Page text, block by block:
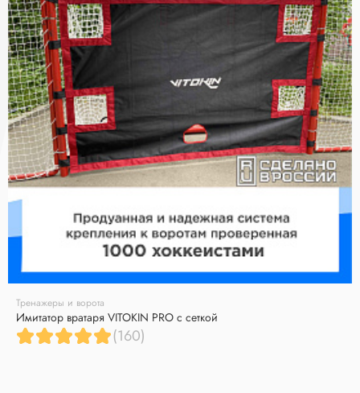
Тренажеры и ворота
Имитатор вратаря VITOKIN PRO с сеткой
(160)